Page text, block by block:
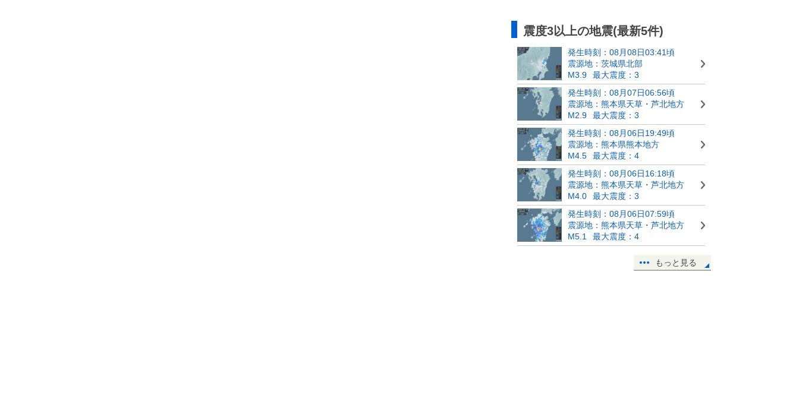
震度3以上の地震(最新5件)
発生時刻：08月08日03:41頃
震源地：茨城県北部
M3.9
最大震度：3
発生時刻：08月07日06:56頃
震源地：熊本県天草・芦北地方
M2.9
最大震度：3
発生時刻：08月06日19:49頃
震源地：熊本県熊本地方
M4.5
最大震度：4
発生時刻：08月06日16:18頃
震源地：熊本県天草・芦北地方
M4.0
最大震度：3
発生時刻：08月06日07:59頃
震源地：熊本県天草・芦北地方
M5.1
最大震度：4
もっと見る